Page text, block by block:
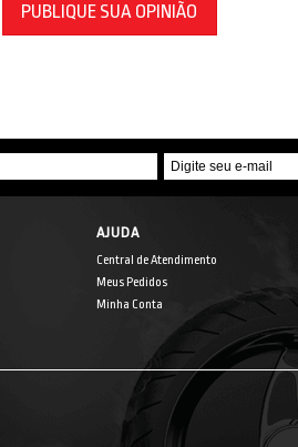
PUBLIQUE SUA OPINIÃO
AJUDA
Central de Atendimento
Meus Pedidos
Minha Conta